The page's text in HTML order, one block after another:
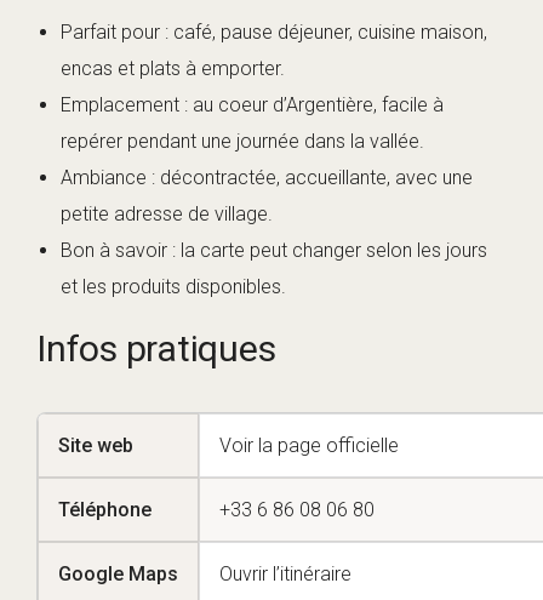
Parfait pour : café, pause déjeuner, cuisine maison,
encas et plats à emporter.
Emplacement : au coeur d’Argentière, facile à
repérer pendant une journée dans la vallée.
Ambiance : décontractée, accueillante, avec une
petite adresse de village.
Bon à savoir : la carte peut changer selon les jours
et les produits disponibles.
Infos pratiques
Site web Voir la page officielle
Téléphone +33 6 86 08 06 80
Google Maps Ouvrir l’itinéraire